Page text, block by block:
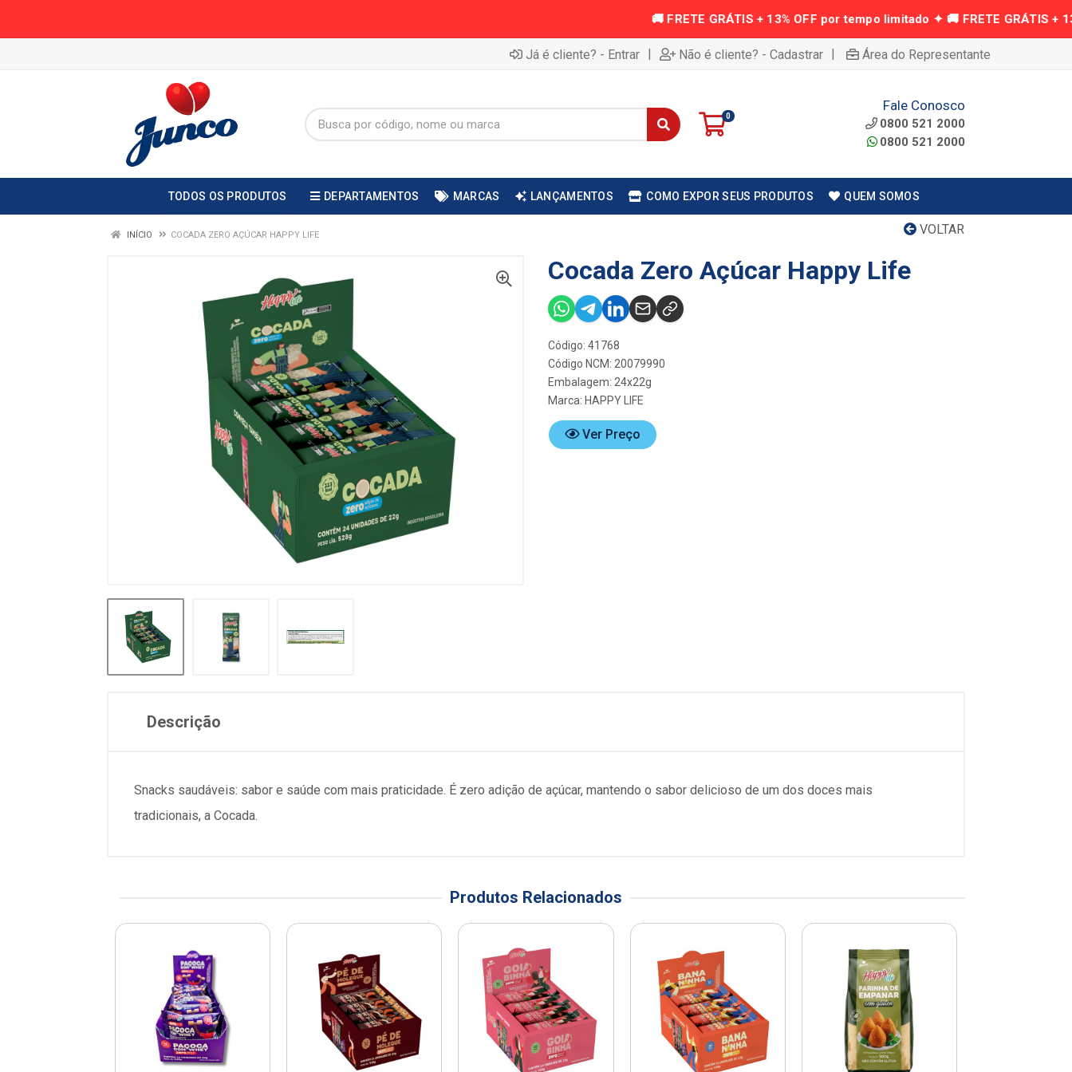
Já é cliente? - Entrar | Não é cliente? - Cadastrar | Área do Representante
0
Fale Conosco
0800 521 2000
0800 521 2000
TODOS OS PRODUTOS DEPARTAMENTOS MARCAS LANÇAMENTOS COMO EXPOR SEUS PRODUTOS QUEM SOMOS
VOLTAR
INÍCIO COCADA ZERO AÇÚCAR HAPPY LIFE
Cocada Zero Açúcar Happy Life
Código: 41768
Código NCM: 20079990
Embalagem: 24x22g
Marca: HAPPY LIFE
Ver Preço
Descrição
Snacks saudáveis: sabor e saúde com mais praticidade. É zero adição de açúcar, mantendo o sabor delicioso de um dos doces mais
tradicionais, a Cocada.
Produtos Relacionados